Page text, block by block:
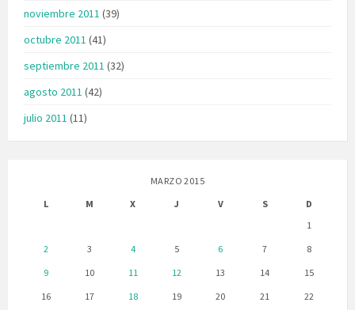
noviembre 2011 (39)
octubre 2011 (41)
septiembre 2011 (32)
agosto 2011 (42)
julio 2011 (11)
MARZO 2015
L
M X J V S
D
1
2
3 4 5 6 7
8
9
10 11 12 13 14
15
16
17 18 19 20 21
22